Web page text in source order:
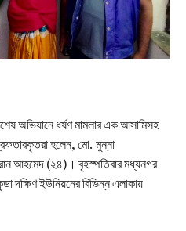
অভিযানে ধর্ষণ মামলার এক আসামিসহ
হলেন, মো. মুন্না
আহমেদ (২৪)। বৃহস্পতিবার মধ্যনগর
দক্ষিণ ইউনিয়নের বিভিন্ন এলাকায়